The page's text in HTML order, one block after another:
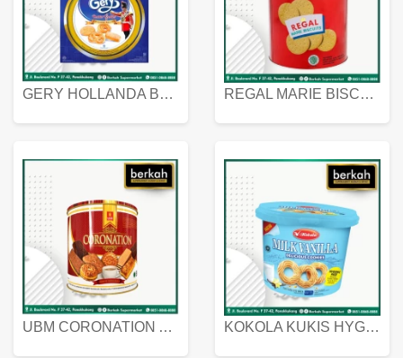
GERY HOLLANDA BUTTER COOKIES 450 GRAM REGAL MARIE BISCUIT KALENG 550 GRAM
UBM CORONATION ASSORTED BISKUIT KALENG 450 GRAM KOKOLA KUKIS HYGIENIC MILK VANILLA PACK 320 GR